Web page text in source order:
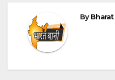
By